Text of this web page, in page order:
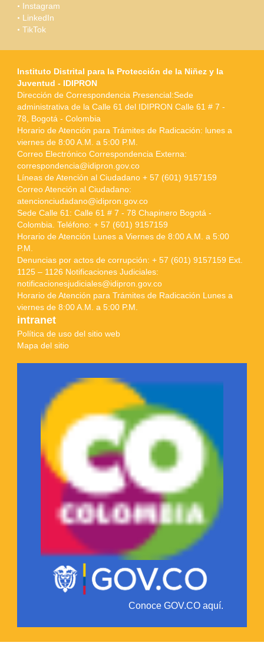
Instagram
LinkedIn
TikTok
Instituto Distrital para la Protección de la Niñez y la
Juventud - IDIPRON
Dirección de Correspondencia Presencial:Sede
administrativa de la Calle 61 del IDIPRON Calle 61 # 7 -
78, Bogotá - Colombia
Horario de Atención para Trámites de Radicación: lunes a
viernes de 8:00 A.M. a 5:00 P.M.
Correo Electrónico Correspondencia Externa:
correspondencia@idipron.gov.co
Líneas de Atención al Ciudadano + 57 (601) 9157159
Correo Atención al Ciudadano:
atencionciudadano@idipron.gov.co
Sede Calle 61: Calle 61 # 7 - 78 Chapinero Bogotá -
Colombia. Teléfono: + 57 (601) 9157159
Horario de Atención Lunes a Viernes de 8:00 A.M. a 5:00
P.M.
Denuncias por actos de corrupción: + 57 (601) 9157159 Ext.
1125 – 1126 Notificaciones Judiciales:
notificacionesjudiciales@idipron.gov.co
Horario de Atención para Trámites de Radicación Lunes a
viernes de 8:00 A.M. a 5:00 P.M.
intranet
Política de uso del sitio web
Mapa del sitio
Conoce GOV.CO aquí.